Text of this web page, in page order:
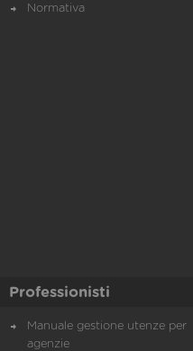
Normativa
Professionisti
Manuale gestione utenze per
agenzie